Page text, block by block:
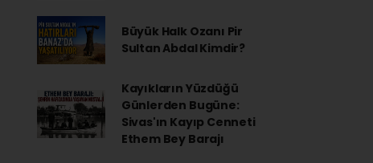
Büyük Halk Ozanı Pir
Sultan Abdal Kimdir?
Kayıkların Yüzdüğü
Günlerden Bugüne:
Sivas'ın Kayıp Cenneti
Ethem Bey Barajı